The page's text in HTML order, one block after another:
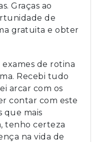
Graças ao
de
gratuita e obter
exames de rotina
Recebi tudo
arcar com os
contar com este
que mais
tenho certeza
na vida de